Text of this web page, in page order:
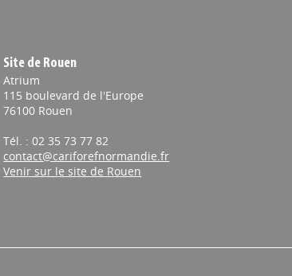
Site de Rouen
Atrium
115 boulevard de l'Europe
76100 Rouen
Tél. : 02 35 73 77 82
contact@cariforefnormandie.fr
Venir sur le site de Rouen